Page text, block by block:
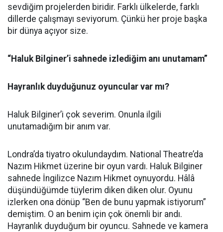
sevdiğim projelerden biridir. Farklı ülkelerde, farklı
dillerde çalışmayı seviyorum. Çünkü her proje başka
bir dünya açıyor size.
“Haluk Bilginer’i sahnede izlediğim anı unutamam”
Hayranlık duyduğunuz oyuncular var mı?
Haluk Bilginer’i çok severim. Onunla ilgili
unutamadığım bir anım var.
Londra’da tiyatro okulundaydım. National Theatre’da
Nazım Hikmet üzerine bir oyun vardı. Haluk Bilginer
sahnede İngilizce Nazım Hikmet oynuyordu. Hâlâ
düşündüğümde tüylerim diken diken olur. Oyunu
izlerken ona dönüp “Ben de bunu yapmak istiyorum”
demiştim. O an benim için çok önemli bir andı.
Hayranlık duyduğum bir oyuncu. Sahnede ve kamera